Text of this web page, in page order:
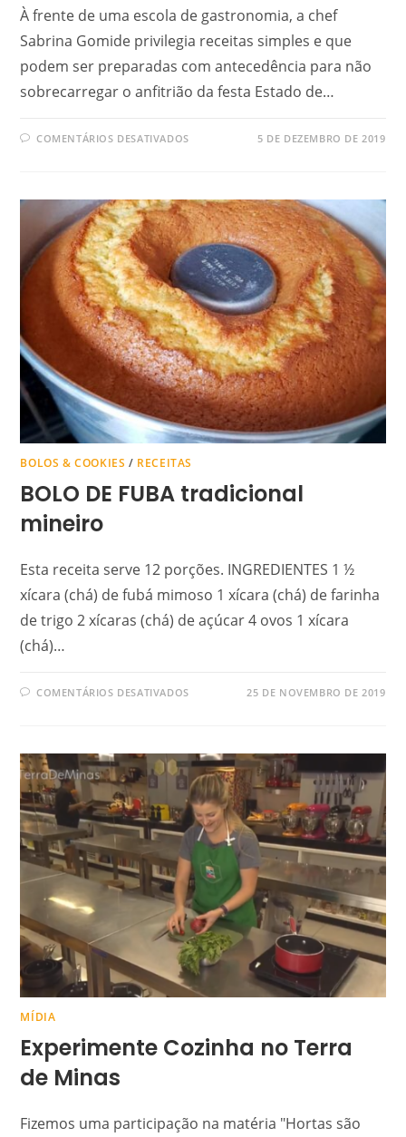
À frente de uma escola de gastronomia, a chef
Sabrina Gomide privilegia receitas simples e que
podem ser preparadas com antecedência para não
sobrecarregar o anfitrião da festa Estado de…
COMENTÁRIOS DESATIVADOS 5 DE DEZEMBRO DE 2019
BOLOS & COOKIES / RECEITAS
BOLO DE FUBA tradicional
mineiro
Esta receita serve 12 porções. INGREDIENTES 1 ½
xícara (chá) de fubá mimoso 1 xícara (chá) de farinha
de trigo 2 xícaras (chá) de açúcar 4 ovos 1 xícara
(chá)…
COMENTÁRIOS DESATIVADOS 25 DE NOVEMBRO DE 2019
MÍDIA
Experimente Cozinha no Terra
de Minas
Fizemos uma participação na matéria "Hortas são